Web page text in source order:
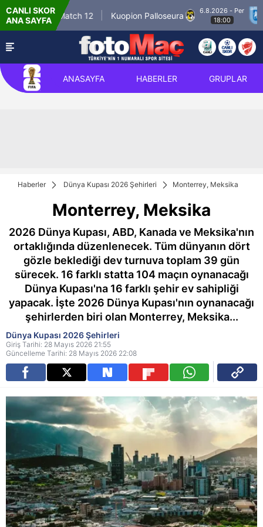
CANLI SKOR
ANA SAYFA
Winner Match 12 Kuopion Palloseura
6.8.2026 - Per
18:00
ANASAYFA HABERLER GRUPLAR
Haberler Dünya Kupası 2026 Şehirleri Monterrey, Meksika
Monterrey, Meksika
2026 Dünya Kupası, ABD, Kanada ve Meksika'nın
ortaklığında düzenlenecek. Tüm dünyanın dört
gözle beklediği dev turnuva toplam 39 gün
sürecek. 16 farklı statta 104 maçın oynanacağı
Dünya Kupası'na 16 farklı şehir ev sahipliği
yapacak. İşte 2026 Dünya Kupası'nın oynanacağı
şehirlerden biri olan Monterrey, Meksika...
Dünya Kupası 2026 Şehirleri
Giriş Tarihi: 28 Mayıs 2026 21:55
Güncelleme Tarihi: 28 Mayıs 2026 22:08